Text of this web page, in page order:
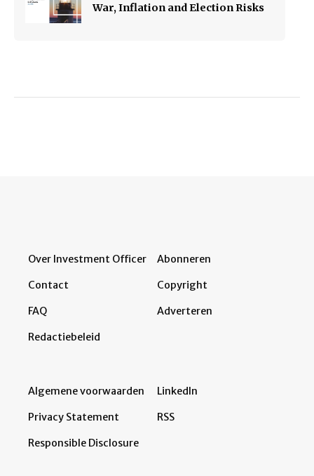
War, Inflation and Election Risks
Over Investment Officer
Contact
FAQ
Redactiebeleid
Abonneren
Copyright
Adverteren
Algemene voorwaarden
Privacy Statement
Responsible Disclosure
LinkedIn
RSS